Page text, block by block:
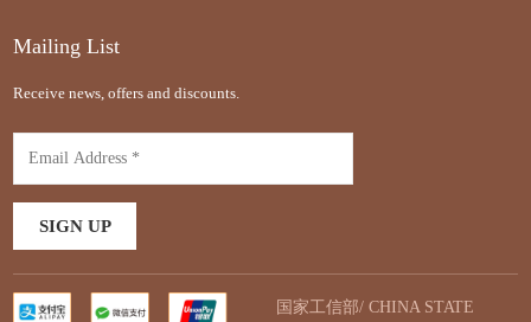
Mailing List
Receive news, offers and discounts.
国家工信部/ CHINA STATE